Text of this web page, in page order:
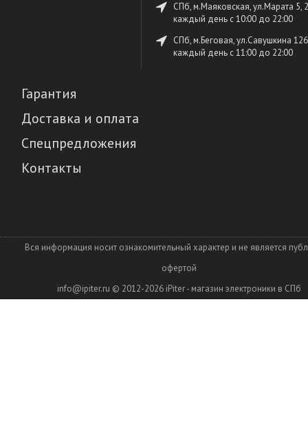
СПб, м.Маяковская, ул.Марата 5,
каждый день c 10:00 до 22:00
СПб, м.Беговая, ул.Савушкина
каждый день c 11:00 до 22:00
Гарантия
Доставка и оплата
Спецпредложения
Контакты
Вся информация носит ознакомительный характер и не является
офертой
info@ipiter.ru © 2012-2026 iPiter - магазин электроники в СПб